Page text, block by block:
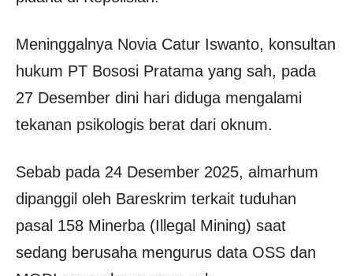
Meninggalnya Novia Catur Iswanto, konsultan
hukum PT Bososi Pratama yang sah, pada
27 Desember dini hari diduga mengalami
tekanan psikologis berat dari oknum.
Sebab pada 24 Desember 2025, almarhum
dipanggil oleh Bareskrim terkait tuduhan
pasal 158 Minerba (Illegal Mining) saat
sedang berusaha mengurus data OSS dan